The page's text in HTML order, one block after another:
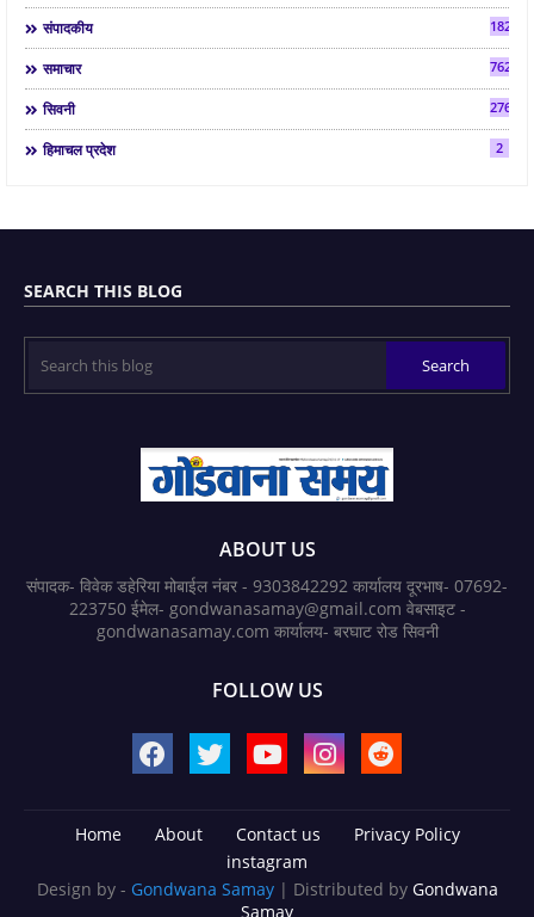
संपादकीय 182
समाचार 7624
सिवनी 2763
हिमाचल प्रदेश 2
SEARCH THIS BLOG
ABOUT US
संपादक- विवेक डहेरिया मोबाईल नंबर - 9303842292 कार्यालय दूरभाष- 07692-
223750 ईमेल- gondwanasamay@gmail.com वेबसाइट -
gondwanasamay.com कार्यालय- बरघाट रोड सिवनी
FOLLOW US
Home About Contact us
Privacy Policy
instagram
Design by - Gondwana Samay | Distributed by Gondwana
Samay